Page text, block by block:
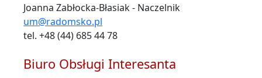
Joanna Zabłocka-Błasiak - Naczelnik
um@radomsko.pl
tel. +48 (44) 685 44 78
Biuro Obsługi Interesanta